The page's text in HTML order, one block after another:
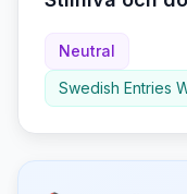
Neutral
Swedish Entries